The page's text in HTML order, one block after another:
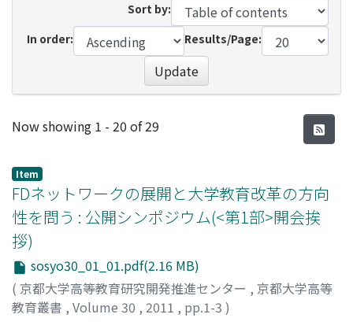
Sort by:
In order:
Results/Page:
Update
Recent Submissions
Now showing 1 - 20 of 29
Item
FDネットワークの展開と大学教育改革の方向
性を問う : 公開シンポジウム(<第1部>開会挨
拶)
sosyo30_01_01.pdf(2.16 MB)
( 京都大学高等教育研究開発推進センター , 京都大学高等
教育叢書 , Volume 30 , 2011 , pp.1-3 )